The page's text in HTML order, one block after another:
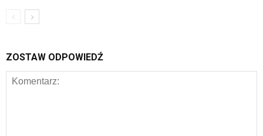
ZOSTAW ODPOWIEDŹ